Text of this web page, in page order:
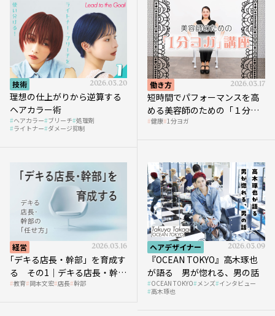
技術 2026.03.20
理想の仕上がりから逆算する
ヘアカラー術
ヘアカラー ブリーチ 処理剤
ライトナー ダメージ抑制
働き方 2026.03.17
短時間でパフォーマンスを高
める美容師のための「１分ヨ
ガ」講座｜実践編
健康 1分ヨガ
経営 2026.03.16
｢デキる店長・幹部」を育成す
る その1｜デキる店長・幹部
の「任せ方」
教育 岡本文宏 店長 幹部
ヘアデザイナー 2026.03.09
『OCEAN TOKYO』高木琢也
が語る 男が惚れる、男の話
OCEAN TOKYO メンズ インタビュー
高木琢也